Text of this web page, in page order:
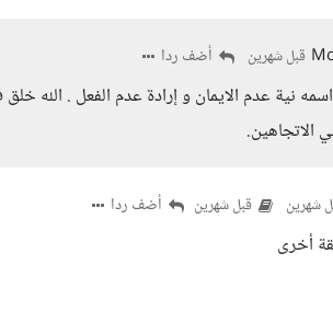
قبل شهرين أضف ردا
نية عدم الايمان و إرادة عدم الفعل . الله
الاتجاهين.
شهرين قبل شهرين أضف ردا
أخرى